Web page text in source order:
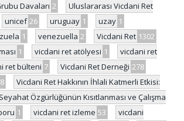
Davaları 2
Uluslararası Vicdani Ret
unicef 26 uruguay 1 uzay 1
1 venezuella 2 Vicdani Ret 1302
1 vicdani ret atölyesi 1
vicdani ret
ret bülteni 7 Vicdani Ret Derneği 278
8
Vicdani Ret Hakkının İhlali Katmerli Etkisi:
Özgürlüğünün Kısıtlanması ve Çalışma
1 vicdani ret izleme 53
vicdani